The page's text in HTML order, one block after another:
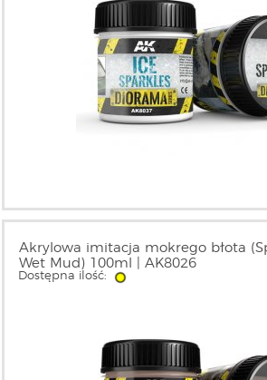
Akrylowa imitacja mokrego błota
Wet Mud) 100ml | AK8026
Dostępna ilość: